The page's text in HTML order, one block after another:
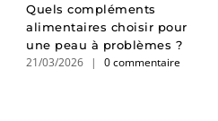
Quels compléments
alimentaires choisir pour
une peau à problèmes ?
21/03/2026 | 0 commentaire